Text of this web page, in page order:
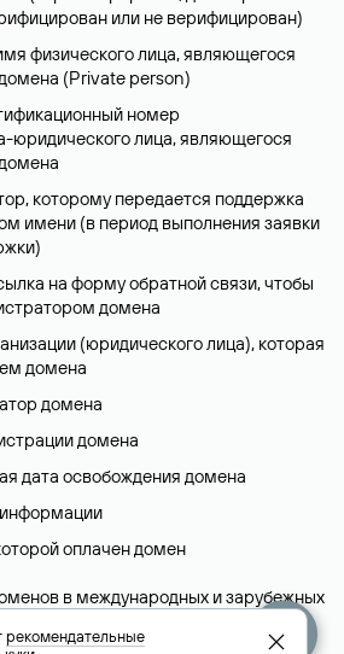
или не верифицирован)
физического лица, являющегося
(Privatе person)
номер
юридического лица, являющегося
которому передается поддержка
имени (в период выполнения заявки
на форму обратной связи, чтобы
домена
(юридического лица), которая
домена
домена
домена
дата освобождения домена
информации
оплачен домен
в международных и зарубежных
в разделе «
».
рекомендательные